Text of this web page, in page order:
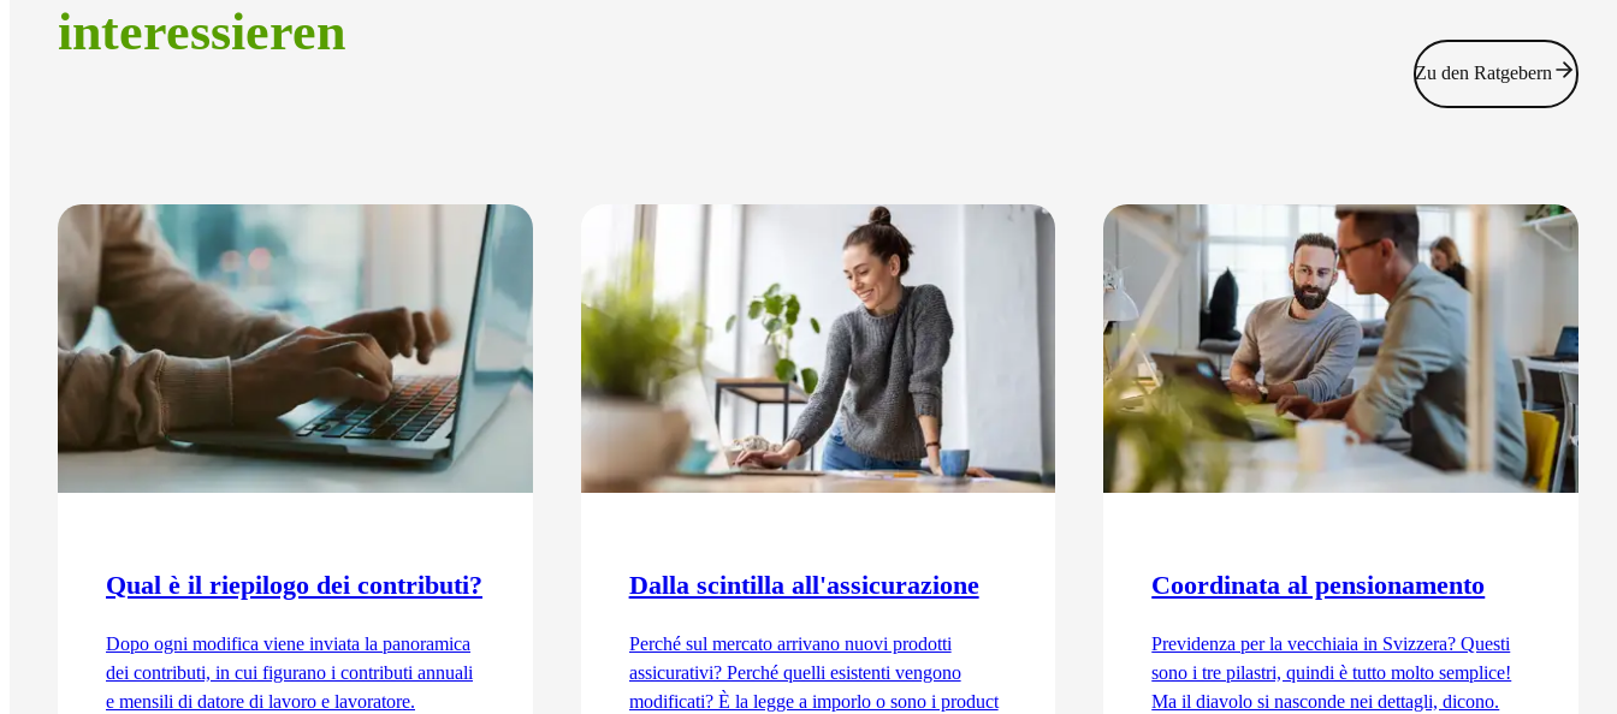
interessieren
Qual è il riepilogo dei contributi?
Dopo ogni modifica viene inviata la panoramica
dei contributi, in cui figurano i contributi annuali
e mensili di datore di lavoro e lavoratore.
Dalla scintilla all'assicurazione
Perché sul mercato arrivano nuovi prodotti
assicurativi? Perché quelli esistenti vengono
modificati? È la legge a imporlo o sono i product
Coordinata al pensionamento
Previdenza per la vecchiaia in Svizzera? Questi
sono i tre pilastri, quindi è tutto molto semplice!
Ma il diavolo si nasconde nei dettagli, dicono.
Zu den Ratgebern